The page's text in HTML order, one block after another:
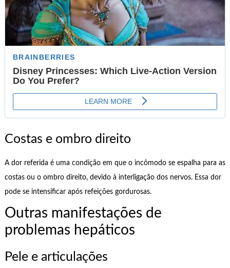
Costas e ombro direito
A dor referida é uma condição em que o incômodo se espalha para as
costas ou o ombro direito, devido à interligação dos nervos. Essa dor
pode se intensificar após refeições gordurosas.
Outras manifestações de
problemas hepáticos
Pele e articulações